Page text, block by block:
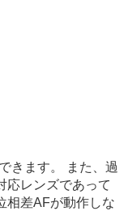
画）
画）
きます。 また、過
応レンズであって
相差AFが動作しな